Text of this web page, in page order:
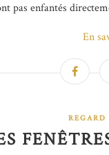
pas enfantés
En